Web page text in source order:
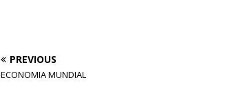
PREVIOUS
ECONOMIA MUNDIAL